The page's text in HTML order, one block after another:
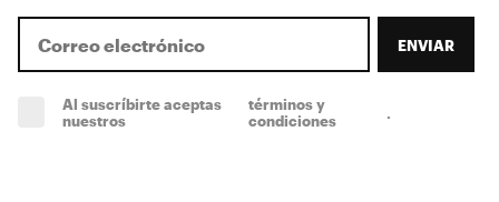
ENVIAR
Al suscríbirte aceptas
nuestros
términos y
condiciones